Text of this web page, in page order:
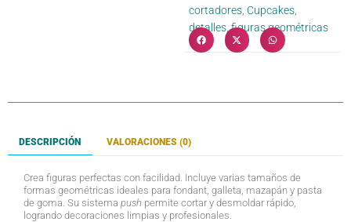
cortadores Cupcakes
detalles,figuras geométricas
DESCRIPCIÓN VALORACIONES (0)
Crea figuras perfectas con facilidad. Incluye varias tamaños de
formas geométricas ideales para fondant, galleta, mazapán y pasta
de goma. Su sistema push permite cortar y desmoldar rápido,
logrando decoraciones limpias y profesionales.